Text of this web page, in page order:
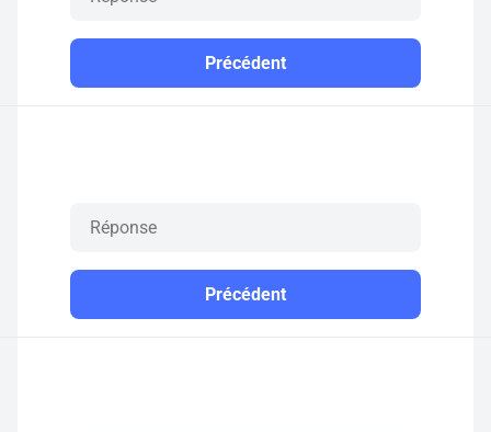
Précédent
Précédent